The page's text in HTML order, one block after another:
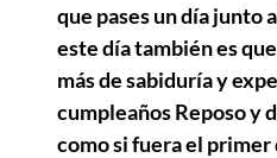
que pases un día junto
este día también es
más de sabiduría y
cumpleaños Reposo y
como si fuera el primer